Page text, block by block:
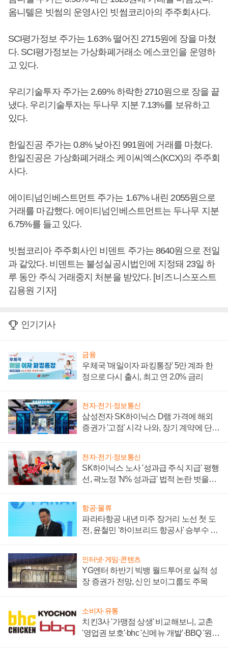
옴니텔은 빗썸의 운영사인 빗썸코리아의 주주회사다.
SCI평가정보 주가는 1.63% 떨어진 2715원에 장을 마쳤
다. SCI평가정보는 가상화폐거래소 에스코인을 운영하
고 있다.
우리기술투자 주가는 2.69% 하락한 2710원으로 장을 끝
냈다. 우리기술투자는 두나무 지분 7.13%를 보유하고
있다.
한일진공 주가는 0.8% 낮아진 991원에 거래를 마쳤다.
한일진공은 가상화폐거래소 케이씨엑스(KCX)의 주주회
사다.
에이티넘인베스트먼트 주가는 1.67% 내린 2055원으로
거래를 마감했다. 에이티넘인베스트먼트는 두나무 지분
6.75%를 들고 있다.
빗썸코리아 주주회사인 비덴트 주가는 8640원으로 전일
과 같았다. 비덴트는 불성실공시법인에 지정돼 23일 하
루 동안 주식 거래중지 처분을 받았다. [비즈니스포스트
김용원 기자]
인기기사
금융
우체국 '매일이자 파킹통장' 5만 계좌 한
정으로 다시 출시, 최고 연 2.0% 금리
전자·전기·정보통신
삼성전자 SK하이닉스 D램 가격에 해외
증권가 '고점' 시각 나와, 장기 계약에 단점
전자·전기·정보통신
SK하이닉스 노사 '성과급 주식 지급' 평행
선, 곽노정 'N% 성과급' 법적 논란 벗을지
항공·물류
파라타항공 내년 미주 장거리 노선 첫 도
전, 윤철민 '하이브리드 항공사' 승부수 통
인터넷·게임·콘텐츠
YG엔터 하반기 빅뱅 월드투어로 실적 성
장 증권가 전망, 신인 보이그룹도 주목
소비자·유통
치킨3사 '가맹점 상생' 비교해보니, 교촌
'영업권 보호'·bhc '신메뉴 개발'·BBQ '원가